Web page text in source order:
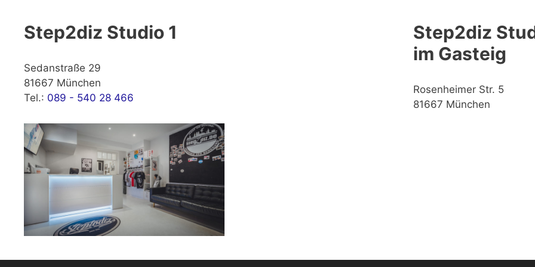
Step2diz Studio 1
Sedanstraße 29
81667 München
Tel.: 089 - 540 28 466
Step2diz
im Gasteig
Rosenheimer Str. 5
81667 München